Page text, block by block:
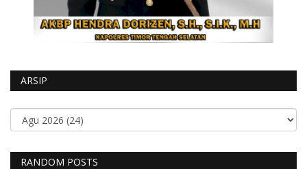
ARSIP
RANDOM POSTS